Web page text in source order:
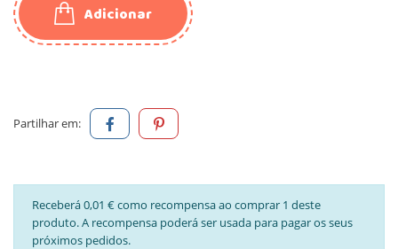
Adicionar
Partilhar em:
Receberá 0,01 € como recompensa ao comprar 1 deste
produto. A recompensa poderá ser usada para pagar os seus
próximos pedidos.